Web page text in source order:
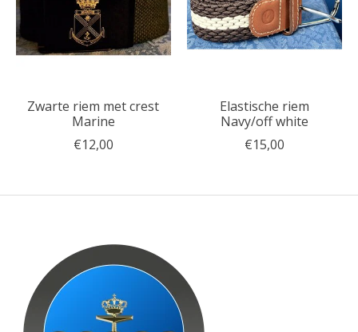
Zwarte riem met crest
Marine
€12,00
Elastische riem
Navy/off white
€15,00